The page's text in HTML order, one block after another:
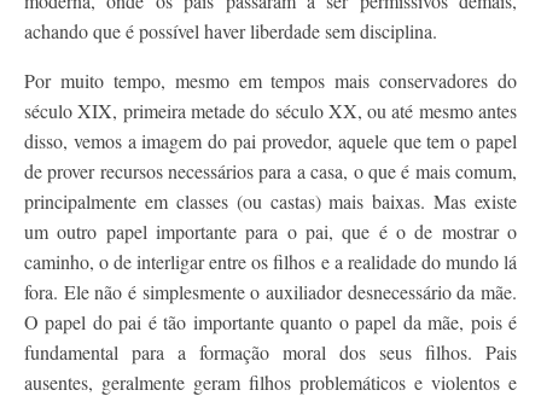
achando que é possível haver liberdade sem disciplina.
Por muito tempo, mesmo em tempos mais conservadores do
século XIX, primeira metade do século XX, ou até mesmo antes
disso, vemos a imagem do pai provedor, aquele que tem o papel
de prover recursos necessários para a casa, o que é mais comum,
principalmente em classes (ou castas) mais baixas. Mas existe
um outro papel importante para o pai, que é o de mostrar o
caminho, o de interligar entre os filhos e a realidade do mundo lá
fora. Ele não é simplesmente o auxiliador desnecessário da mãe.
O papel do pai é tão importante quanto o papel da mãe, pois é
fundamental para a formação moral dos seus filhos. Pais
ausentes, geralmente geram filhos problemáticos e violentos e